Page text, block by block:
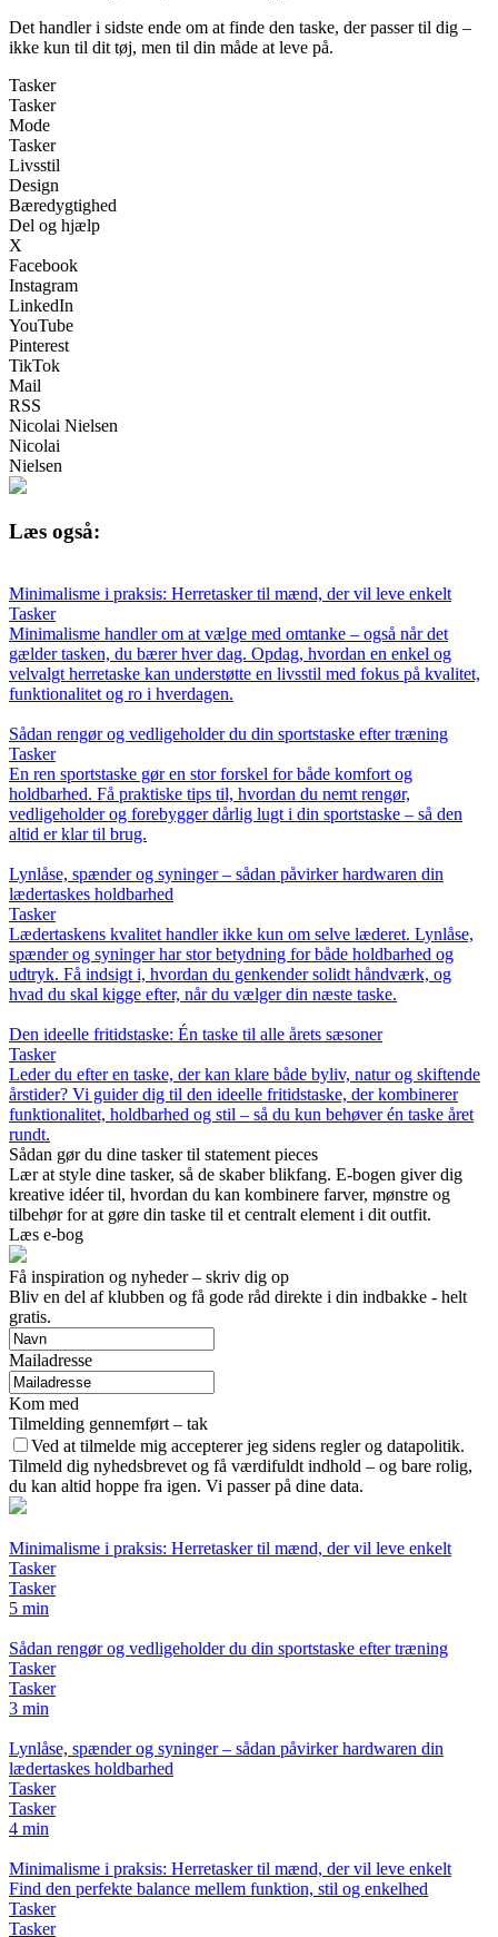
Det handler i sidste ende om at finde den taske, der passer til dig –
ikke kun til dit tøj, men til din måde at leve på.
Tasker
Tasker
Mode
Tasker
Livsstil
Design
Bæredygtighed
Del og hjælp
X
Facebook
Instagram
LinkedIn
YouTube
Pinterest
TikTok
Mail
RSS
Nicolai Nielsen
Nicolai
Nielsen
Læs også:
Minimalisme i praksis: Herretasker til mænd, der vil leve enkelt
Tasker
Minimalisme handler om at vælge med omtanke – også når det
gælder tasken, du bærer hver dag. Opdag, hvordan en enkel og
velvalgt herretaske kan understøtte en livsstil med fokus på kvalitet,
funktionalitet og ro i hverdagen.
Sådan rengør og vedligeholder du din sportstaske efter træning
Tasker
En ren sportstaske gør en stor forskel for både komfort og
holdbarhed. Få praktiske tips til, hvordan du nemt rengør,
vedligeholder og forebygger dårlig lugt i din sportstaske – så den
altid er klar til brug.
Lynlåse, spænder og syninger – sådan påvirker hardwaren din
lædertaskes holdbarhed
Tasker
Lædertaskens kvalitet handler ikke kun om selve læderet. Lynlåse,
spænder og syninger har stor betydning for både holdbarhed og
udtryk. Få indsigt i, hvordan du genkender solidt håndværk, og
hvad du skal kigge efter, når du vælger din næste taske.
Den ideelle fritidstaske: Én taske til alle årets sæsoner
Tasker
Leder du efter en taske, der kan klare både byliv, natur og skiftende
årstider? Vi guider dig til den ideelle fritidstaske, der kombinerer
funktionalitet, holdbarhed og stil – så du kun behøver én taske året
rundt.
Sådan gør du dine tasker til statement pieces
Lær at style dine tasker, så de skaber blikfang. E-bogen giver dig
kreative idéer til, hvordan du kan kombinere farver, mønstre og
tilbehør for at gøre din taske til et centralt element i dit outfit.
Læs e-bog
Få inspiration og nyheder – skriv dig op
Bliv en del af klubben og få gode råd direkte i din indbakke - helt
gratis.
Mailadresse
Kom med
Tilmelding gennemført – tak
Ved at tilmelde mig accepterer jeg sidens regler og datapolitik.
Tilmeld dig nyhedsbrevet og få værdifuldt indhold – og bare rolig,
du kan altid hoppe fra igen. Vi passer på dine data.
Minimalisme i praksis: Herretasker til mænd, der vil leve enkelt
Tasker
Tasker
5 min
Sådan rengør og vedligeholder du din sportstaske efter træning
Tasker
Tasker
3 min
Lynlåse, spænder og syninger – sådan påvirker hardwaren din
lædertaskes holdbarhed
Tasker
Tasker
4 min
Minimalisme i praksis: Herretasker til mænd, der vil leve enkelt
Find den perfekte balance mellem funktion, stil og enkelhed
Tasker
Tasker